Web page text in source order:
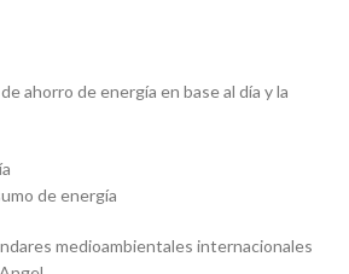
ahorro de energía en base al día y la
de energía
medioambientales internacionales